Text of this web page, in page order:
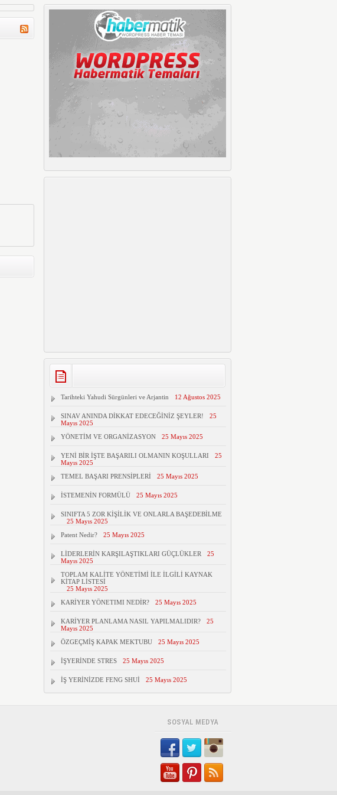
Tarihteki Yahudi Sürgünleri ve Arjantin 12 Ağustos 2025
SINAV ANINDA DİKKAT EDECEĞİNİZ ŞEYLER!
25
Mayıs 2025
YÖNETİM VE ORGANİZASYON
25 Mayıs 2025
YENİ BİR İŞTE BAŞARILI OLMANIN KOŞULLARI
25
Mayıs 2025
TEMEL BAŞARI PRENSİPLERİ
25 Mayıs 2025
İSTEMENİN FORMÜLÜ 25 Mayıs 2025
SINIFTA 5 ZOR KİŞİLİK VE ONLARLA BAŞEDEBİLME
25 Mayıs 2025
Patent Nedir?
25 Mayıs 2025
LİDERLERİN KARŞILAŞTIKLARI GÜÇLÜKLER
25
Mayıs 2025
TOPLAM KALİTE YÖNETİMİ İLE İLGİLİ KAYNAK
KİTAP LİSTESİ
25 Mayıs 2025
KARİYER YÖNETIMI NEDİR?
25 Mayıs 2025
KARİYER PLANLAMA NASIL YAPILMALIDIR?
25
Mayıs 2025
ÖZGEÇMİŞ KAPAK MEKTUBU
25 Mayıs 2025
İŞYERİNDE STRES 25 Mayıs 2025
İŞ YERİNİZDE FENG SHUİ 25 Mayıs 2025
SOSYAL MEDYA